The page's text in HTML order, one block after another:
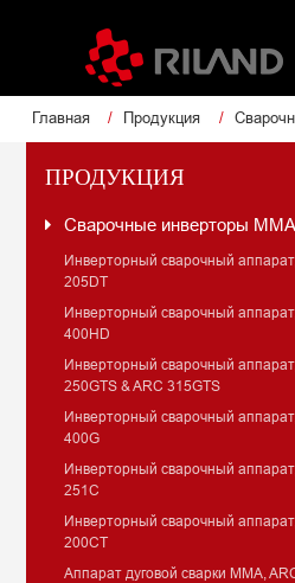
Главная Продукция
ПРОДУКЦИЯ
Сварочные инверторы ММА
Инверторный сварочный
205DT
Инверторный сварочный
400HD
Инверторный сварочный
250GTS & ARC 315GTS
Инверторный сварочный
400G
Инверторный сварочный
251C
Инверторный сварочный
200CT
Аппарат дуговой сварки MMA,